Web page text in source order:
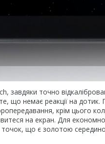
завдяки точно
що немає реакції на дотик.
крім цього
на екран. Для
точок, що є золотою